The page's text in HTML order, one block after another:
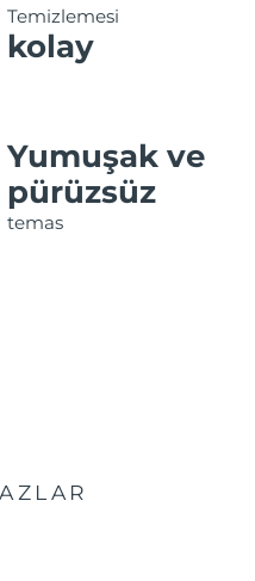
Temizlemesi
kolay
Yumuşak ve
pürüzsüz
temas